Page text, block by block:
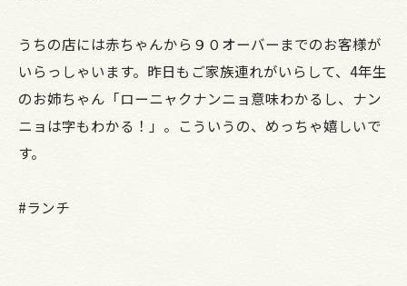
うちの店には赤ちゃんから９０オーバーまでのお客様が
いらっしゃいます。昨日もご家族連れがいらして、4年生
のお姉ちゃん「ローニャクナンニョ意味わかるし、ナン
ニョは字もわかる！」。こういうの、めっちゃ嬉しいで
す。
#ランチ